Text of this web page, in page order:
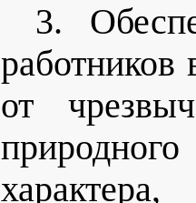
3.
работников
от